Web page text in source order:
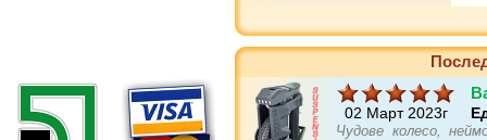
02 Март 2023г
Чудове колесо,